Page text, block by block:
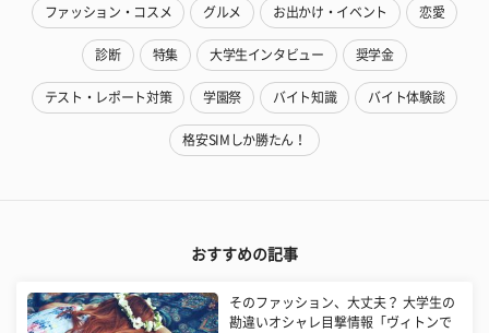
ファッション・コスメ グルメ お出かけ・イベント 恋愛
診断 特集 大学生インタビュー 奨学金
テスト・レポート対策 学園祭 バイト知識 バイト体験談
格安SIMしか勝たん！
おすすめの記事
そのファッション、大丈夫？ 大学生の
勘違いオシャレ目撃情報「ヴィトンで